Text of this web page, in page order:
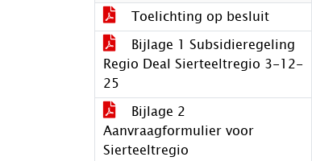
Toelichting op besluit
Bijlage 1 Subsidieregeling
Regio Deal Sierteeltregio 3-12-
25
Bijlage 2
Aanvraagformulier voor
Sierteeltregio